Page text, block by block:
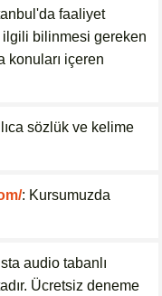
faaliyet
bilinmesi gereken
konuları içeren
sözlük ve kelime
: Kursumuzda
audio tabanlı
Ücretsiz deneme